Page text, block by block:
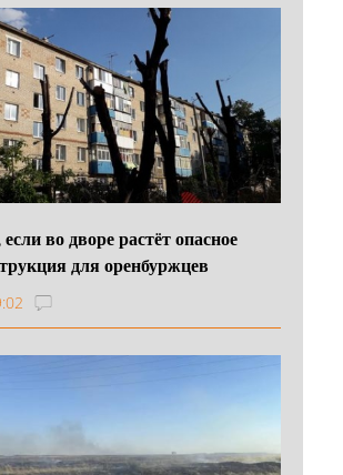
во дворе растёт опасное
для оренбуржцев